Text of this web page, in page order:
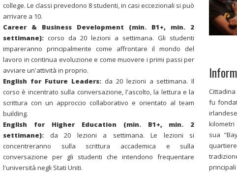
college. Le classi prevedono 8 studenti, in casi eccezionali si può
arrivare a 10.
Career & Business Development (min. B1+, min. 2
settimane):corso da 20 lezioni a settimana. Gli studenti
impareranno principalmente come affrontare il mondo del
lavoro in continua evoluzione e come muovere i primi passi per
avviare un'attività in proprio.
English for Future Leaders: da 20 lezioni a settimana. Il
corso è incentrato sulla conversazione, l'ascolto, la lettura e la
scrittura con un approccio collaborativo e orientato al team
building.
English for Higher Education (min. B1+, min. 2
settimane): da 20 lezioni a settimana. Le lezioni si
concentreranno sulla scrittura accademica e sulla
conversazione per gli studenti che intendono frequentare
l'università negli Stati Uniti.
fu
sua